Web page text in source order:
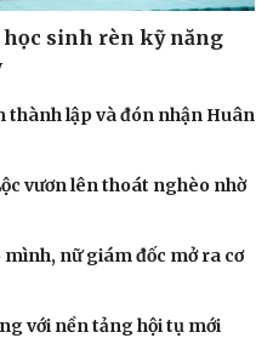
học sinh rèn kỹ năng
thành lập và đón nhận Huân
vươn lên thoát nghèo nhờ
nữ giám đốc mở ra cơ
với nền tảng hội tụ mới